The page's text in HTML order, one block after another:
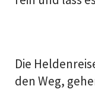
Die
den Weg,